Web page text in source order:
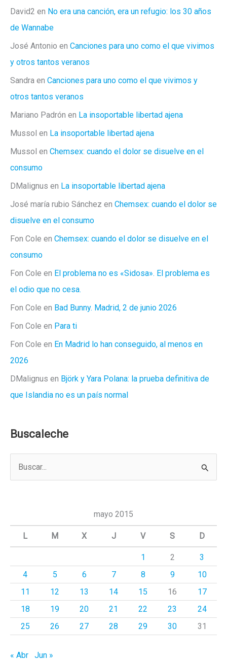
David2 en No era una canción, era un refugio: los 30 años
de Wannabe
José Antonio en Canciones para uno como el que vivimos
y otros tantos veranos
Sandra en Canciones para uno como el que vivimos y
otros tantos veranos
Mariano Padrón en La insoportable libertad ajena
Mussol en La insoportable libertad ajena
Mussol en Chemsex: cuando el dolor se disuelve en el
consumo
DMalignus en La insoportable libertad ajena
José maría rubio Sánchez en Chemsex: cuando el dolor se
disuelve en el consumo
Fon Cole en Chemsex: cuando el dolor se disuelve en el
consumo
Fon Cole en El problema no es «Sidosa». El problema es
el odio que no cesa.
Fon Cole en Bad Bunny. Madrid, 2 de junio 2026
Fon Cole en Para ti
Fon Cole en En Madrid lo han conseguido, al menos en
2026
DMalignus en Björk y Yara Polana: la prueba definitiva de
que Islandia no es un país normal
Buscaleche
a
mayo 2015
L M X J V S D
1 2
3
4
5 6 7 8 9
10
11
12 13 14 15 16
17
18
19 20 21 22 23
24
25
26 27 28 29 30 31
« Abr Jun »